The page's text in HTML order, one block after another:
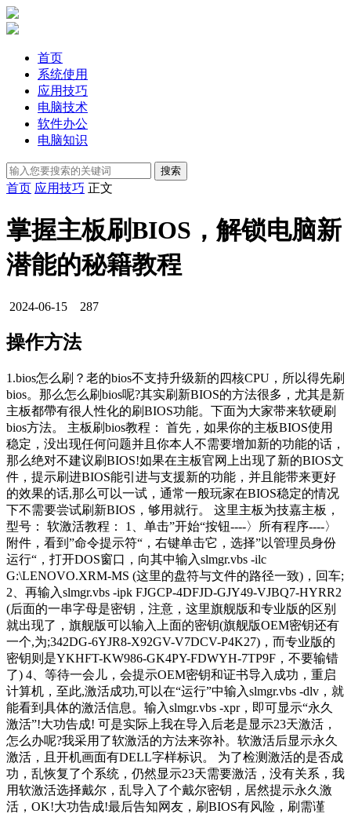
首页
系统使用
应用技巧
电脑技术
软件办公
电脑知识
首页 应用技巧 正文
掌握主板刷BIOS，解锁电脑新
潜能的秘籍教程
2024-06-15 287
操作方法
1.bios怎么刷？老的bios不支持升级新的四核CPU，所以得先刷
bios。那么怎么刷bios呢?其实刷新BIOS的方法很多，尤其是新
主板都帶有很人性化的刷BIOS功能。下面为大家带来软硬刷
bios方法。 主板刷bios教程： 首先，如果你的主板BIOS使用
稳定，没出现任何问题并且你本人不需要增加新的功能的话，
那么绝对不建议刷BIOS!如果在主板官网上出现了新的BIOS文
件，提示刷进BIOS能引进与支援新的功能，并且能带来更好
的效果的话,那么可以一试，通常一般玩家在BIOS稳定的情况
下不需要尝试刷新BIOS，够用就行。 这里主板为技嘉主板，
型号： 软激活教程： 1、单击”开始“按钮----〉所有程序----〉
附件，看到”命令提示符“，右键单击它，选择”以管理员身份
运行“，打开DOS窗口，向其中输入slmgr.vbs -ilc
G:\LENOVO.XRM-MS (这里的盘符与文件的路径一致)，回车;
2、再输入slmgr.vbs -ipk FJGCP-4DFJD-GJY49-VJBQ7-HYRR2
(后面的一串字母是密钥，注意，这里旗舰版和专业版的区别
就出现了，旗舰版可以输入上面的密钥(旗舰版OEM密钥还有
一个,为;342DG-6YJR8-X92GV-V7DCV-P4K27)，而专业版的
密钥则是YKHFT-KW986-GK4PY-FDWYH-7TP9F，不要输错
了) 4、等待一会儿，会提示OEM密钥和证书导入成功，重启
计算机，至此,激活成功,可以在“运行”中输入slmgr.vbs -dlv，就
能看到具体的激活信息。输入slmgr.vbs -xpr，即可显示“永久
激活”!大功告成! 可是实际上我在导入后老是显示23天激活，
怎么办呢?我采用了软激活的方法来弥补。软激活后显示永久
激活，且开机画面有DELL字样标识。 为了检测激活的是否成
功，乱恢复了个系统，仍然显示23天需要激活，没有关系，我
用软激活选择戴尔，乱导入了个戴尔密钥，居然提示永久激
活，OK!大功告成!最后告知网友，刷BIOS有风险，刷需谨